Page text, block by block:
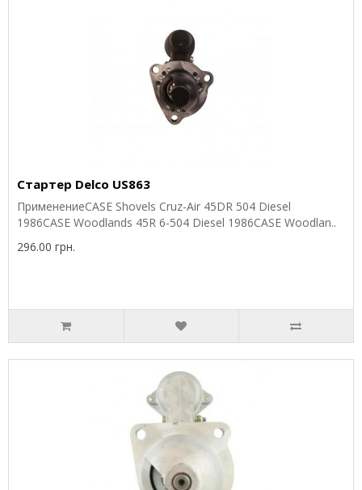
Стартер Delco US863
ПрименениеCASE Shovels Cruz-Air 45DR 504 Diesel
1986CASE Woodlands 45R 6-504 Diesel 1986CASE Woodlan..
296.00 грн.